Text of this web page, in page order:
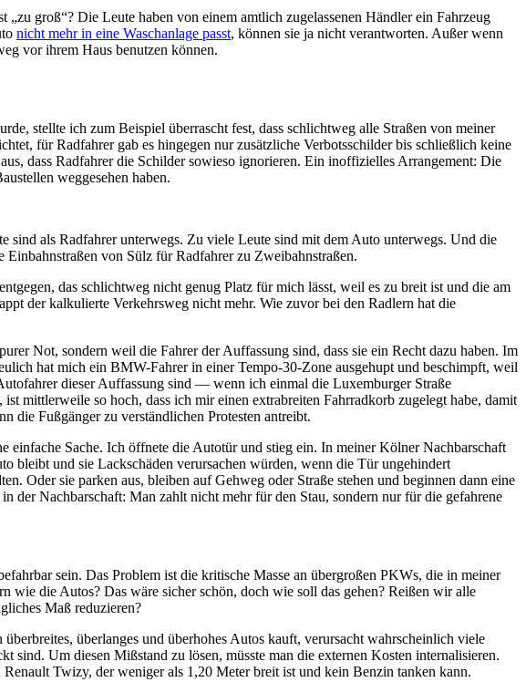
groß“? Die Leute haben von einem amtlich zugelassenen Händler ein Fahrzeug
nicht mehr in eine Waschanlage passt, können sie ja nicht verantworten. Außer wenn
vor ihrem Haus benutzen können.
stellte ich zum Beispiel überrascht fest, dass schlichtweg alle Straßen von meiner
für Radfahrer gab es hingegen nur zusätzliche Verbotsschilder bis schließlich keine
dass Radfahrer die Schilder sowieso ignorieren. Ein inoffizielles Arrangement: Die
weggesehen haben.
sind als Radfahrer unterwegs. Zu viele Leute sind mit dem Auto unterwegs. Und die
von Sülz für Radfahrer zu Zweibahnstraßen.
das schlichtweg nicht genug Platz für mich lässt, weil es zu breit ist und die am
der kalkulierte Verkehrsweg nicht mehr. Wie zuvor bei den Radlern hat die
Not, sondern weil die Fahrer der Auffassung sind, dass sie ein Recht dazu haben. Im
hat mich ein BMW-Fahrer in einer Tempo-30-Zone ausgehupt und beschimpft, weil
dieser Auffassung sind — wenn ich einmal die Luxemburger Straße
mittlerweile so hoch, dass ich mir einen extrabreiten Fahrradkorb zugelegt habe, damit
die Fußgänger zu verständlichen Protesten antreibt.
Sache. Ich öffnete die Autotür und stieg ein. In meiner Kölner Nachbarschaft
bleibt und sie Lackschäden verursachen würden, wenn die Tür ungehindert
Oder sie parken aus, bleiben auf Gehweg oder Straße stehen und beginnen dann eine
der Nachbarschaft: Man zahlt nicht mehr für den Stau, sondern nur für die gefahrene
sein. Das Problem ist die kritische Masse an übergroßen PKWs, die in meiner
wie die Autos? Das wäre sicher schön, doch wie soll das gehen? Reißen wir alle
Maß reduzieren?
überlanges und überhohes Autos kauft, verursacht wahrscheinlich viele
sind. Um diesen Mißstand zu lösen, müsste man die externen Kosten internalisieren.
Twizy, der weniger als 1,20 Meter breit ist und kein Benzin tanken kann.